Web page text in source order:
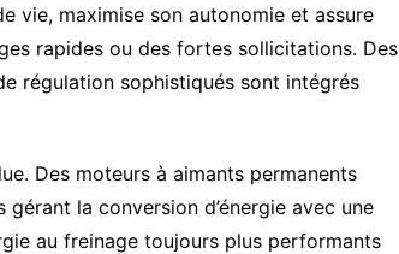
vie, maximise son autonomie et assure
rapides ou des fortes sollicitations. Des
régulation sophistiqués sont intégrés
Des moteurs à aimants permanents
la conversion d’énergie avec une
au freinage toujours plus performants